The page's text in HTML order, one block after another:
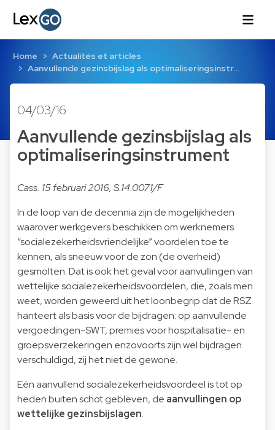
Home
Actualités et articles
Aanvullende gezinsbijslag als optimaliseringsinstr…
04/03/16
Aanvullende gezinsbijslag als
optimaliseringsinstrument
Cass. 15 februari 2016, S.14.0071/F
In de loop van de decennia zijn de mogelijkheden
waarover werkgevers beschikken om werknemers
“socialezekerheidsvriendelijke” voordelen toe te
kennen, als sneeuw voor de zon (de overheid)
gesmolten. Dat is ook het geval voor aanvullingen van
wettelijke socialezekerheidsvoordelen, die, zoals men
weet, worden geweerd uit het loonbegrip dat de RSZ
hanteert als basis voor de bijdragen: op aanvullende
vergoedingen-SWT, premies voor hospitalisatie- en
groepsverzekeringen enzovoorts zijn wel bijdragen
verschuldigd, zij het niet de gewone.
Eén aanvullend socialezekerheidsvoordeel is tot op
heden buiten schot gebleven, de aanvullingen op
wettelijke gezinsbijslagen.